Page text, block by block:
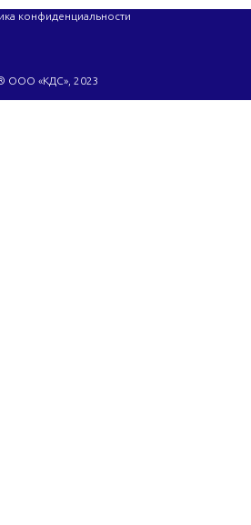
ООО «КДС», 2023
конфиденциальности